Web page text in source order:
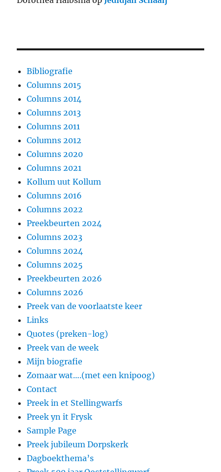
Bibliografie
Columns 2015
Columns 2014
Columns 2013
Columns 2011
Columns 2012
Columns 2020
Columns 2021
Kollum uut Kollum
Columns 2016
Columns 2022
Preekbeurten 2024
Columns 2023
Columns 2024
Columns 2025
Preekbeurten 2026
Columns 2026
Preek van de voorlaatste keer
Links
Quotes (preken-log)
Preek van de week
Mijn biografie
Zomaar wat….(met een knipoog)
Contact
Preek in et Stellingwarfs
Preek yn it Frysk
Sample Page
Preek jubileum Dorpskerk
Dagboekthema’s